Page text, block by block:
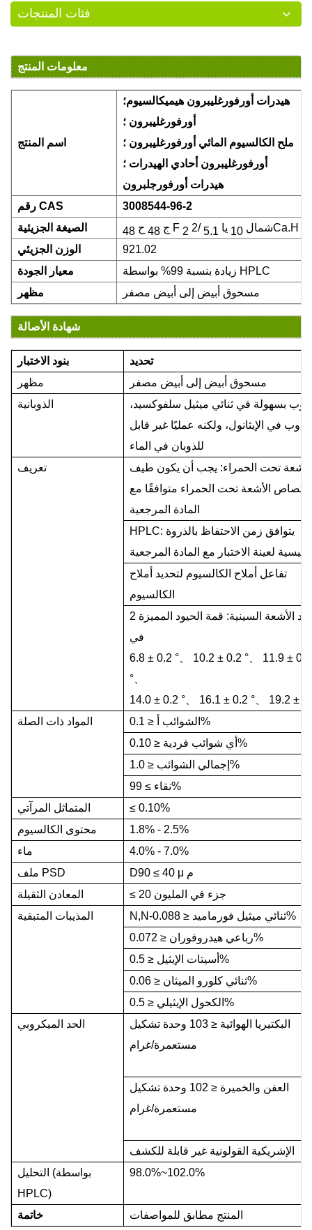
فئات المنتجات
معلومات المنتج
اسم المنتج
هيدرات أورفورغليبرون هيميكالسيوم؛
أورفورغليبرون ؛
ملح الكالسيوم المائي أورفورغليبرون ؛
أورفورغليبرون أحادي الهيدرات ؛
هيدرات أورفورجلبرون
رقم CAS
3008544-96-2
الصيغة الجزيئية
ج 48 ح 48 F 2 شمال 10 يا 5.1 /2Ca.H
الوزن الجزيئي
921.02
معيار الجودة
زيادة بنسبة 99% بواسطة HPLC
مظهر
مسحوق أبيض إلى أبيض مصفر
شهادة الأصالة
بنود الاختبار
تحديد
مظهر
مسحوق أبيض إلى أبيض مصفر
الذوبانية
بسهولة في ثنائي ميثيل سلفوكسيد،
في الإيثانول، ولكنه عمليًا غير قابل
للذوبان في الماء
تعريف
تحت الحمراء: يجب أن يكون طيف
امتصاص الأشعة تحت الحمراء متوافقًا مع
المادة المرجعية
HPLC: يتوافق زمن الاحتفاظ بالذروة
لعينة الاختبار مع المادة المرجعية
تفاعل أملاح الكالسيوم لتحديد أملاح
الكالسيوم
في
6.8 ± 0.2 °、 10.2 ± 0.2 °、 11.9 ± 0.2
°、
14.0 ± 0.2 °、 16.1 ± 0.2 °、 19.2 ±
المواد ذات الصلة
الشوائب أ ≤
0.1%
أي شوائب فردية ≤
0.10%
إجمالي الشوائب ≤
1.0%
نقاء ≥
99%
المتماثل المرآتي
≤ 0.10%
محتوى الكالسيوم
1.8% - 2.5%
ماء
4.0% - 7.0%
ملف PSD
D90 ≤ 40 μ م
المعادن الثقيلة
≤
20 جزء في المليون
المذيبات المتبقية
N,N-ثنائي ميثيل فورماميد ≤
0.088%
رباعي هيدروفوران ≤
0.072%
أسيتات الإيثيل ≤
0.5%
ثنائي كلورو الميثان ≤
0.06%
الكحول الإيثيلي ≤
0.5%
الحد الميكروبي
البكتيريا الهوائية ≤
103 وحدة تشكيل
مستعمرة/غرام
العفن والخميرة ≤
102 وحدة تشكيل
مستعمرة/غرام
الإشريكية القولونية غير قابلة للكشف
التحليل (بواسطة
HPLC)
98.0%~102.0%
خاتمة المنتج مطابق للمواصفات